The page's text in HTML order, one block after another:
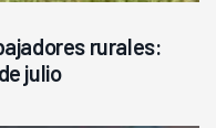
rurales:
julio